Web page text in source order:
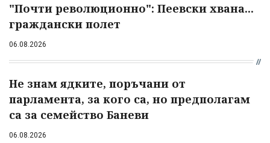
"Почти революционно": Пеевски хвана...
граждански полет
06.08.2026
Не знам ядките, поръчани от
парламента, за кого са, но предполагам
са за семейство Баневи
06.08.2026